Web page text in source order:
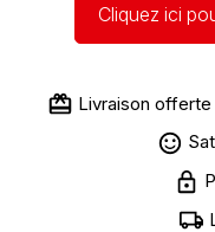
Cliquez ici
Livraison